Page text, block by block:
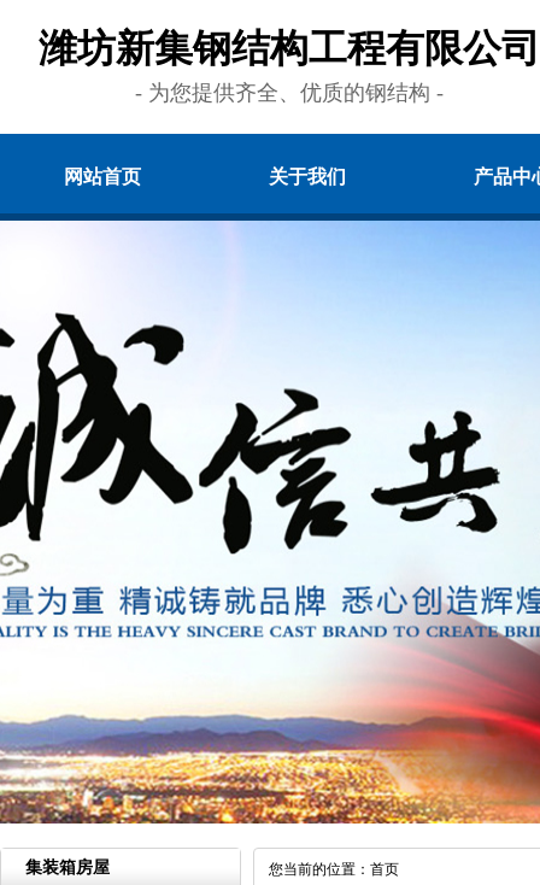
潍坊新集钢结构工程有限公司
- 为您提供齐全、优质的钢结构 -
网站首页 关于我们 产品中
集装箱房屋 您当前的位置： 首页